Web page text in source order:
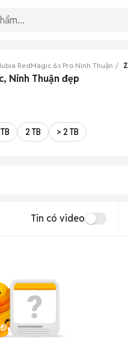
RedMagic 6s Pro Ninh Thuận
Ninh Thuận đẹp
2 TB > 2 TB
Tin có video